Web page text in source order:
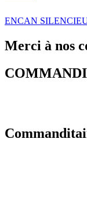
ENCAN
Merci à nos